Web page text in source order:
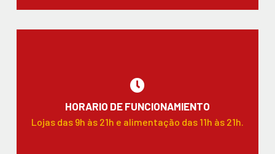
HORARIO DE FUNCIONAMIENTO
Lojas das 9h às 21h e alimentação das 11h às 21h.